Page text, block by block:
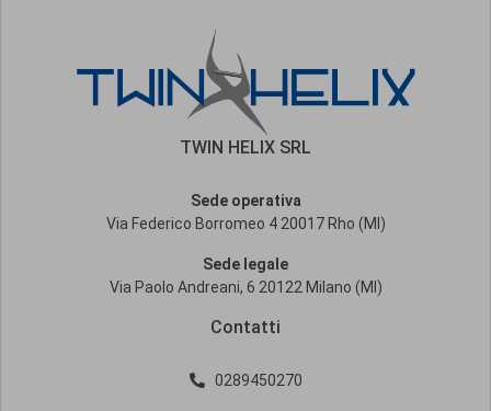
TWIN HELIX SRL
Sede operativa
Via Federico Borromeo 4 20017 Rho (MI)
Sede legale
Via Paolo Andreani, 6 20122 Milano (MI)
Contatti
0289450270